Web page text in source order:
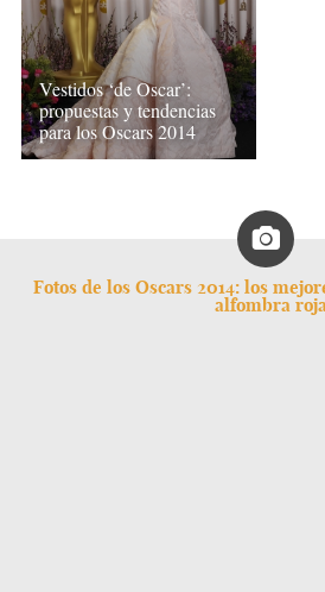
Vestidos ‘de Oscar’:
propuestas y tendencias
para los Oscars 2014
Fotos de los Oscars 2014: los
alfombra